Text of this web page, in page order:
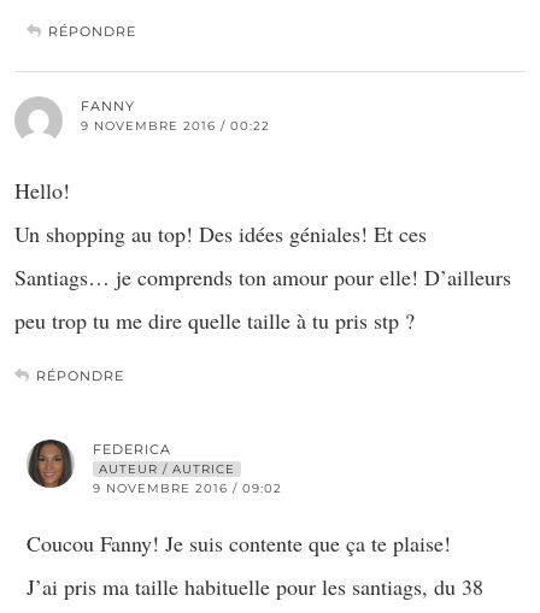
RÉPONDRE
FANNY
9 NOVEMBRE 2016 / 00:22
Hello!
Un shopping au top! Des idées géniales! Et ces
Santiags… je comprends ton amour pour elle! D’ailleurs
peu trop tu me dire quelle taille à tu pris stp ?
RÉPONDRE
FEDERICA
AUTEUR / AUTRICE
9 NOVEMBRE 2016 / 09:02
Coucou Fanny! Je suis contente que ça te plaise!
J’ai pris ma taille habituelle pour les santiags, du 38